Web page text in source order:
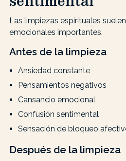
Las limpiezas espirituales
emocionales importantes.
Antes de la limpieza
Ansiedad constante
Pensamientos negativos
Cansancio emocional
Confusión sentimental
Sensación de bloqueo
Después de la limpieza